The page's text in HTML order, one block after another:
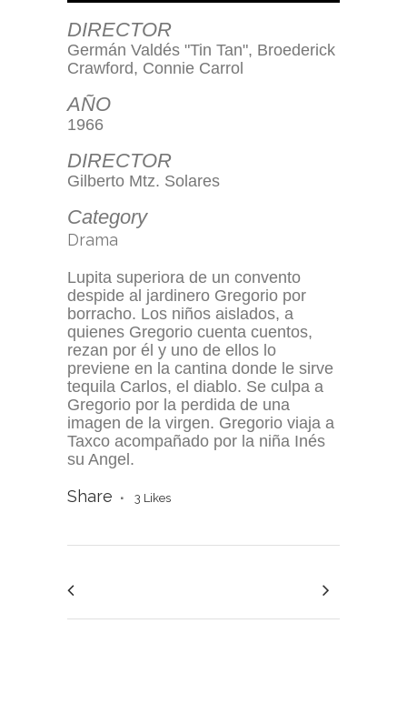
DIRECTOR
Germán Valdés "Tin Tan", Broederick
Crawford, Connie Carrol
AÑO
1966
DIRECTOR
Gilberto Mtz. Solares
Category
Drama
Lupita superiora de un convento
despide al jardinero Gregorio por
borracho. Los niños aislados, a
quienes Gregorio cuenta cuentos,
rezan por él y uno de ellos lo
previene en la cantina donde le sirve
tequila Carlos, el diablo. Se culpa a
Gregorio por la perdida de una
imagen de la virgen. Gregorio viaja a
Taxco acompañado por la niña Inés
su Angel.
Share 3 Likes